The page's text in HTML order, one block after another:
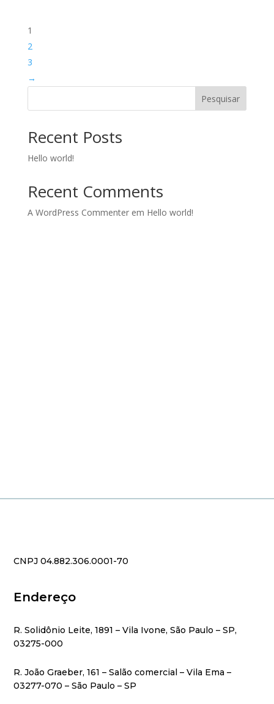
1
2
3
→
Pesquisar
Recent Posts
Hello world!
Recent Comments
A WordPress Commenterem Hello world!
CNPJ 04.882.306.0001-70
Endereço
R. Solidônio Leite, 1891 – Vila Ivone, São Paulo – SP,
03275-000
R. João Graeber, 161 – Salão comercial – Vila Ema –
03277-070 – São Paulo – SP